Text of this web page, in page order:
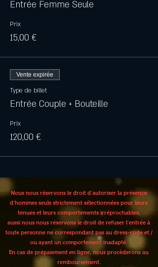
Entrée Femme Seule
Prix
15,00 €
Vente expirée
Type de billet
Entrée Couple + Bouteille
Prix
120,00 €
Nous nous réservons le droit d’autoriser la présence
d’hommes seuls strictement sélectionnées pour leurs
tenues et leurs comportements irréprochables,
aussi nous nous réservons le droit de refuser l’entrée à
toute personne ne correspondant pas au dress-code et /
ou ayant un comportement inadapté.
En cas de prépaiement en ligne, nous procèderons au
remboursement.